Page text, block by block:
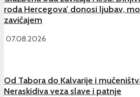
roda Hercegova’ donosi ljubav,
zavičajem
07.08.2026
Od Tabora do Kalvarije i
Neraskidiva veza slave i patnje